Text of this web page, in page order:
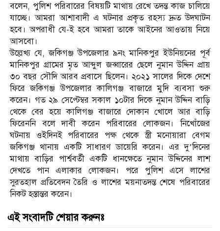
বলেন, পুলিশ পরিবারের বিষয়টি মাথায় রেখে তদন্ত কাজ চালিয়ে
যাচ্ছে। আমরা আশাবাদী এ ঘটনার প্রকৃত রহস্য দ্রুত উদঘাটন
হবে। অপরাধী যে-ই হবে আমরা তাকে আইনের আওতায় নিয়ে
আসবো।
উল্লেখ্য যে, জকিগঞ্জ উপজেলার ৯নং মানিকপুর ইউনিয়নের পূর্ব
মানিকপুর গ্রামের মৃত আব্দুল জব্বারের ছেলে নুমান উদ্দিন প্রায়
৩০ বছর সৌদি আরব প্রবাসে ছিলেন। ২০২১ সালের দিকে দেশে
ফিরে জকিগঞ্জ উপজেলার কালিগঞ্জ বাজারে মুদি ব্যবসা শুরু
করেন। গত ২৯ সেপ্টেম্বর সকাল ১০টার দিকে নুমান উদ্দিন বাড়ি
থেকে বের হয়ে কালিগঞ্জ বাজারে দোকান খোলে আর বাড়ি
ফিরেননি বলে দাবী করেন পরিবারের লোকজন। নিখোঁজের
ঘটনায় ওইদিনই পরিবারের পক্ষ থেকে স্ত্রী মনোয়ারা বেগম
জকিগঞ্জ থানায় একটি সাধারণ ডায়েরি করেন। এর দু’দিনের
মাথায় বাড়ির পার্শ্ববর্তী একটি ধানক্ষেতে নুমান উদ্দিনের লাশ
দেখতে পান এলাকার লোকজন। পরে পুলিশ এসে লাশের
সুরতহাল প্রতিবেদন তৈরি ও লাশের ময়নাতদন্ত শেষে পরিবারের
নিকট হস্তান্তর করেন।
এই সংবাদটি শেয়ার করুনঃ